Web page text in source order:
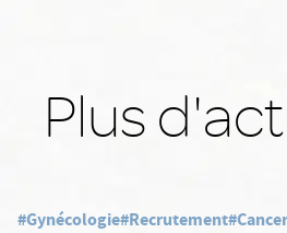
Plus
#Gynécologie#Recrutement